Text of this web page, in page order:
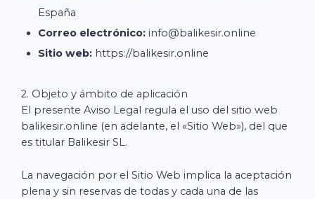
España
Correo electrónico: info@balikesir.online
Sitio web: https://balikesir.online
2. Objeto y ámbito de aplicación
El presente Aviso Legal regula el uso del sitio web
balikesir.online (en adelante, el «Sitio Web»), del que
es titular Balikesir SL.
La navegación por el Sitio Web implica la aceptación
plena y sin reservas de todas y cada una de las